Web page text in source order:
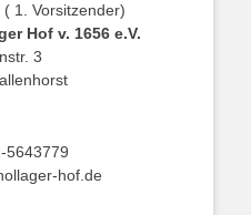
1. Vorsitzender)
Hof v. 1656 e.V.
3
5643779
hof.de